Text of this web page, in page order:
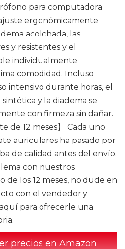
para computadora
ergonómicamente
acolchada, las
y resistentes y el
individualmente
comodidad. Incluso
intensivo durante horas, el
y la diadema se
con firmeza sin dañar.
de 12 meses】 Cada uno
auriculares ha pasado por
de calidad antes del envío.
con nuestros
de los 12 meses, no dude en
con el vendedor y
para ofrecerle una
precios en Amazon